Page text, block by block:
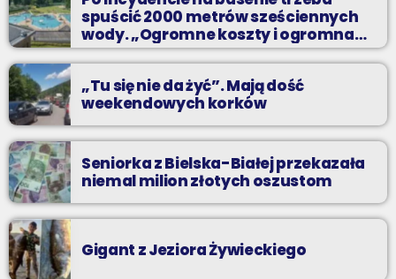
wakacji!
spuścić 2000 metrów sześciennych
wody. „Ogromne koszty i ogromna
praca”
„Tu się nie da żyć”. Mają dość
weekendowych korków
Seniorka z Bielska-Białej przekazała
niemal milion złotych oszustom
Gigant z Jeziora Żywieckiego